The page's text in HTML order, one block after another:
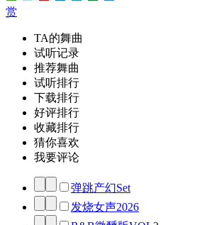
赏
TA的舞曲
试听记录
推荐舞曲
试听排行
下载排行
好评排行
收藏排行
猜你喜欢
我要评论
弹跳产幻Set
发烧女声2026